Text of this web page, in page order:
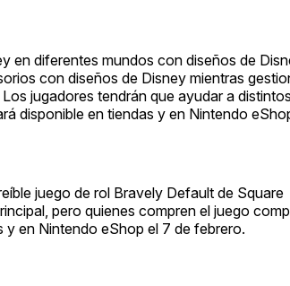
en diferentes mundos con diseños de
con diseños de Disney mientras
jugadores tendrán que ayudar a distintos
disponible en tiendas y en Nintendo
juego de rol Bravely Default de Square
pero quienes compren el juego
y en Nintendo eShop el 7 de febrero.